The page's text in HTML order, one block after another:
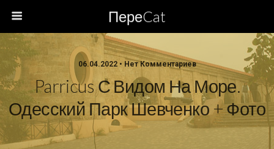
ПереCat
06.04.2022 • Нет Комментариев
Parricus С Видом На Море.
Одесский Парк Шевченко + Фото